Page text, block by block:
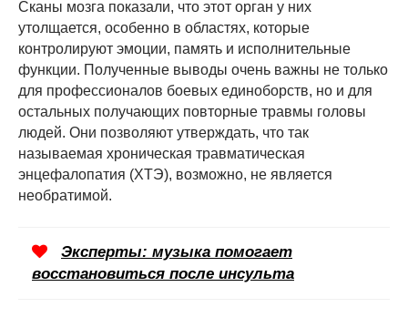
Сканы мозга показали, что этот орган у них
утолщается, особенно в областях, которые
контролируют эмоции, память и исполнительные
функции. Полученные выводы очень важны не только
для профессионалов боевых единоборств, но и для
остальных получающих повторные травмы головы
людей. Они позволяют утверждать, что так
называемая хроническая травматическая
энцефалопатия (ХТЭ), возможно, не является
необратимой.
Эксперты: музыка помогает
восстановиться после инсульта